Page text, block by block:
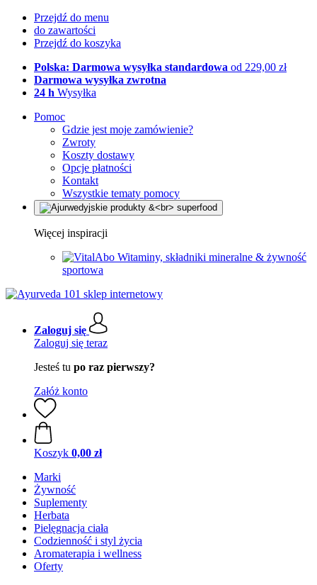
Przejdź do menu
do zawartości
Przejdź do koszyka
Polska: Darmowa wysyłka standardowa od 229,00 zł
Darmowa wysyłka zwrotna
24 h Wysyłka
Pomoc
Gdzie jest moje zamówienie?
Zwroty
Koszty dostawy
Opcje płatności
Kontakt
Wszystkie tematy pomocy
Więcej inspiracji
Witaminy, składniki mineralne & żywność
sportowa
Zaloguj się
Zaloguj się teraz
Jesteś tu po raz pierwszy?
Załóż konto
Koszyk 0,00 zł
Marki
Żywność
Suplementy
Herbata
Pielęgnacja ciała
Codzienność i styl życia
Aromaterapia i wellness
Oferty